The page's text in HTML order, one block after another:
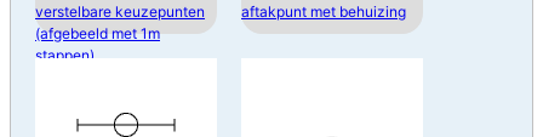
verstelbare keuzepunten
(afgebeeld met 1m
stappen)
aftakpunt met behuizing